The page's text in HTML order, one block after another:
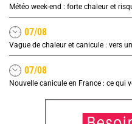
Météo week-end : forte chaleur et
07/08
07/08
Nouvelle canicule en France : ce qui